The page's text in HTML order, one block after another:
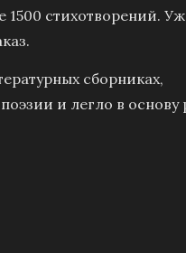
стихотворений.
сборниках,
и легло в основу